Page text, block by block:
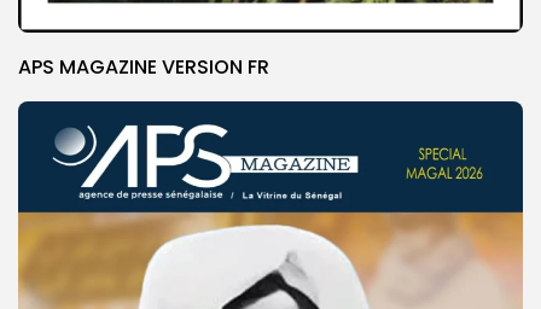
APS MAGAZINE VERSION FR